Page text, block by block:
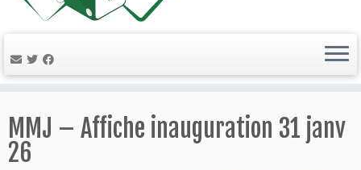
au
contenu
MMJ – Affiche inauguration 31 janv
26